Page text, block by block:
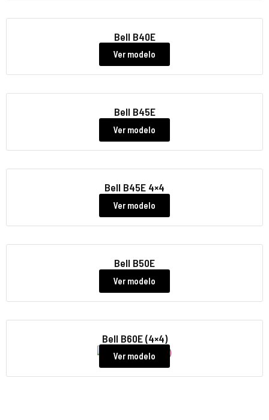
Bell B40E
Ver modelo
Bell B45E
Ver modelo
Bell B45E 4×4
Ver modelo
Bell B50E
Ver modelo
Bell B60E (4×4)
Ver modelo